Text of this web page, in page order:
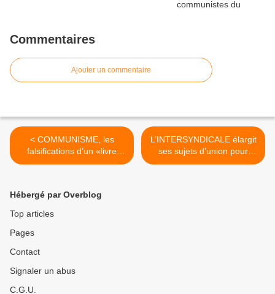
Commentaires
Ajouter un commentaire
< COMMUNISME, les
falsifications d’un «livre
noir» - Par Gilles
L’INTERSYNDICALE élargit
ses sujets d’union pour
durer au-delà des retraites
Hébergé par Overblog
Top articles
Pages
Contact
Signaler un abus
C.G.U.